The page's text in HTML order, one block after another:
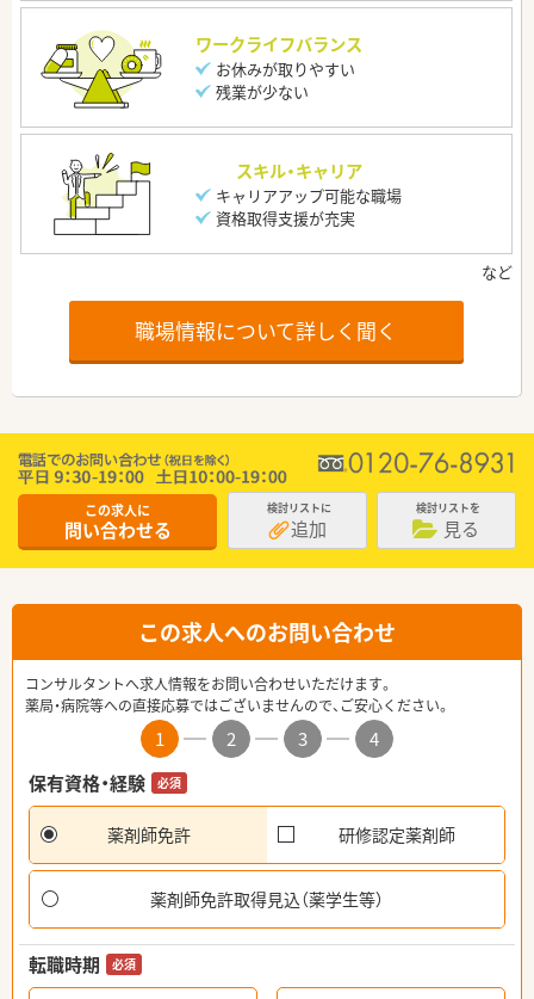
ワークライフバランス
お休みが取りやすい
残業が少ない
スキル・キャリア
キャリアアップ可能な職場
資格取得支援が充実
職場情報について詳しく聞く
この求人に
問い合わせる
検討リストに
追加
検討リストを
見る
この求人へのお問い合わせ
コンサルタントへ求人情報をお問い合わせいただけます。
薬局・病院等への直接応募ではございませんので、ご安心ください。
1 2 3
4
保有資格・経験
必須
薬剤師免許 研修認定薬剤師
薬剤師免許取得見込（薬学生等）
転職時期 必須